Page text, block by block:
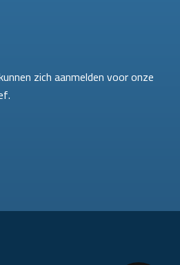
zich aanmelden voor onze